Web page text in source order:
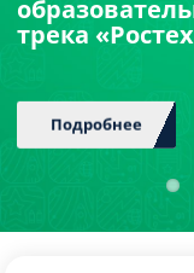
Преподавателям
Слушателям
Целевое
трека